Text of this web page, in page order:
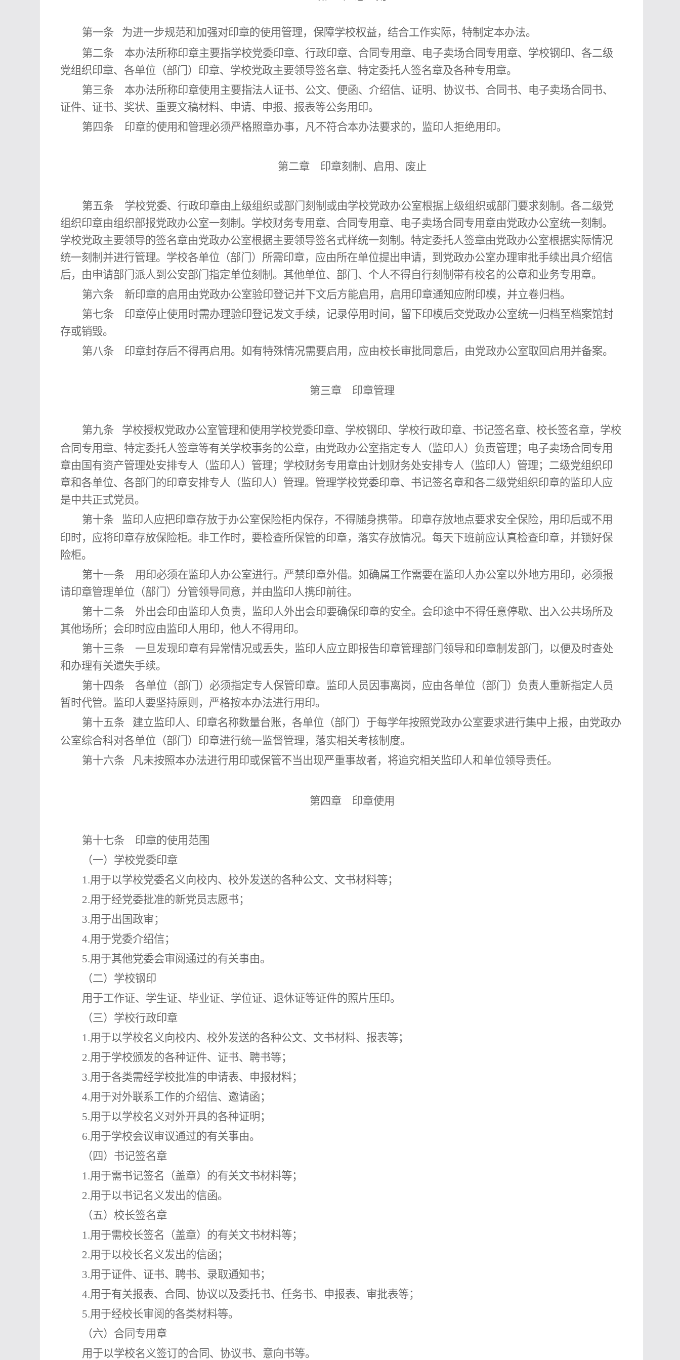
第一条
为进一步规范和加强对印章的使用管理，保障学校权益，结合工作实际，特制定本办法。
第二条本办法所称印章主要指学校党委印章、行政印章、 合同专用章、电子卖场合同专用章、 学校钢印、各二级
党组织印章、各单位（部门）印章、学校党政主要领导签名章、 特定委托人签名章及各种专用章。
第三条本办法所称印章使用主要指法人证书、 公文、便函、介绍信、证明、协议书、合同书、 电子卖场合同书、
证件、证书、奖状、重要文稿材料、申请、申报、报表等公务用印。
第四条印章的使用和管理必须严格照章办事，凡不符合本办法要求的， 监印人拒绝用印。
第二章 印章刻制、启用、废止
第五条学校党委、行政印章由上级组织或部门刻制或由学校党政办公室根据上级组织或部门要求刻制。各二级党
组织印章由组织部报党政办公室一刻制。学校财务专用章、合同专用章、 电子卖场合同专用章由党政办公室统一刻制。
学校党政主要领导的签名章由党政办公室根据主要领导签名式样统一刻制。 特定委托人签章由党政办公室根据实际情况
统一刻制并进行管理。 学校各单位（部门） 所需印章，应由所在单位提出申请，到党政办公室办理审批手续出具介绍信
后，由申请部门派人到 公安部门 指定单位刻制。其他单位、部门、个人不得自行刻制带有校名的公章和业务专用章。
第六条新印章的启用由党政办公室验印登记并下文后方能启用，启用印章通知应附印模，并立卷归档。
第七条印章停止使用时需办理验印登记发文手续，记录停用时间，留下印模后交党政办公室统一归档至档案馆封
存或销毁。
第八条印章封存后不得再启用。如有特殊情况需要启用，应由校长审批同意后，由党政办公室取回启用并备案。
第三章 印章管理
第九条 学校授权党政办公室管理和使用学校党委印章、学校钢印、学校行政印章、书记签名章、校长签名章， 学校
合同专用章、特定委托人签章等有关学校事务的公章， 由党政办公室指定专人（监印人）负责管理； 电子卖场合同专用
章由 国有资产管理处安排专人（监印人）管理； 学校财务专用章由计划财务处安排专人（监印人）管理；二级党组织印
章和各单位、各部门的印章安排专人（监印人）管理。管理学校党委印章、书记签名章和各二级党组织印章的监印人应
是中共正式党员。
第十条
监印人应把印章存放于办公室保险柜内保存，不得随身携带。 印章存放地点要求安全保险， 用印后或不用
印时，应将印章存放保险柜。 非工作时， 要检查所保管的印章，落实存放情况。 每天下班前应认真检查印章，并锁好保
险柜。
第十一条用印必须在监印人办公室进行。严禁印章外借。如确属工作需要在监印人办公室以外地方用印，必须报
请印章管理单位（部门）分管领导同意，并由监印人携印前往。
第十二条外出会印由监印人负责， 监印人外出会印要确保印章的安全。会印途中不得任意停歇、出入公共场所及
其他场所；会印时应由监印人用印，他人不得用印。
第十三条一旦发现印章有异常情况或丢失， 监印人应立即报告印章管理部门领导和印章制发部门，以便及时查处
和办理有关遗失手续。
第十四条各单位 （部门 ） 必须指定专人保管印章。 监印人员因事离岗，应由各单位（部门）负责人重新指定人员
暂时代管。 监印人要坚持原则，严格按本办法进行用印。
第十五条
建立监印人、印章名称数量台账，各单位（部门）于每学年按照党政办公室要求进行集中上报，由党政办
公室综合科对各单位（部门）印章进行统一监督管理，落实相关考核制度。
第十六条
凡未按照本办法进行用印或保管不当出现严重事故者，将追究相关监印人和单位领导责任。
第四章 印章使用
第十七条印章的使用范围
（一） 学校党委印章
1.用于以学校党委名义向校内、校外发送的各种公文、文书材料等；
2.用于经党委批准的新党员志愿书；
3.用于出国政审；
4.用于党委介绍信；
5.用于其他党委会审阅通过的有关事由。
（二）学校钢印
用于工作证、学生证、毕业证、学位证、 退休证等证件的照片压印。
（三）学校行政印章
1.用于以学校名义向校内、校外发送的各种公文、文书材料、报表等；
2.用于学校颁发的各种证件、证书、聘书等；
3.用于各类需经学校批准的申请表、申报材料；
4.用于对外联系工作的介绍信、邀请函；
5.用于以学校名义对外开具的各种证明；
6.用于学校会议审议通过的有关事由。
（四）书记签名章
1.用于需书记签名（盖章）的有关文书材料等；
2.用于以书记名义发出的信函。
（五）校长签名章
1.用于需校长签名（盖章）的有关文书材料等；
2.用于以校长名义发出的信函；
3.用于证件、证书、聘书、 录取通知书；
4.用于有关报表、合同、协议以及委托书、任务书、申报表、审批表等；
5.用于经校长审阅的各类材料等。
（六）合同专用章
用于以学校名义签订的合同、协议书、意向书等。